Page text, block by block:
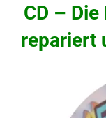
CD –
repariert